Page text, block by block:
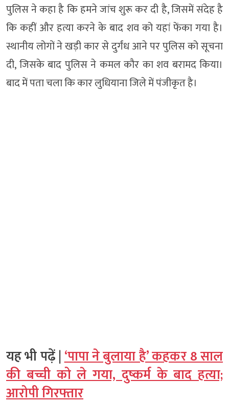
पुलिस ने कहा है कि हमने जांच शुरू कर दी है, जिसमें संदेह है
कि कहीं और हत्या करने के बाद शव को यहां फेंका गया है।
स्थानीय लोगों ने खड़ी कार से दुर्गंध आने पर पुलिस को सूचना
दी, जिसके बाद पुलिस ने कमल कौर का शव बरामद किया।
बाद में पता चला कि कार लुधियाना जिले में पंजीकृत है।
यह भी पढ़ें |‘पापा ने बुलाया है’ कहकर 8 साल
की बच्ची को ले गया, दुष्कर्म के बाद हत्या;
आरोपी गिरफ्तार